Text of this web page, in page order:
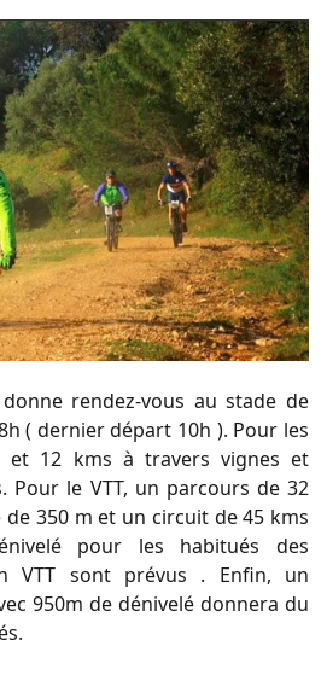
rendez-vous au stade de
( dernier départ 10h ). Pour les
et 12 kms à travers vignes et
Pour le VTT, un parcours de 32
de 350 m et un circuit de 45 kms
pour les habitués des
VTT sont prévus . Enfin, un
950m de dénivelé donnera du